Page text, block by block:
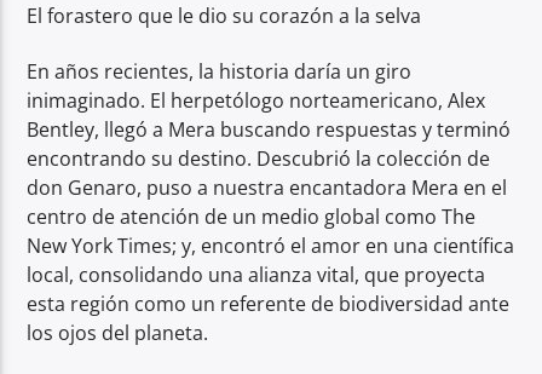
El forastero que le dio su corazón a la selva
En años recientes, la historia daría un giro
inimaginado. El herpetólogo norteamericano, Alex
Bentley, llegó a Mera buscando respuestas y terminó
encontrando su destino. Descubrió la colección de
don Genaro, puso a nuestra encantadora Mera en el
centro de atención de un medio global como The
New York Times; y, encontró el amor en una científica
local, consolidando una alianza vital, que proyecta
esta región como un referente de biodiversidad ante
los ojos del planeta.